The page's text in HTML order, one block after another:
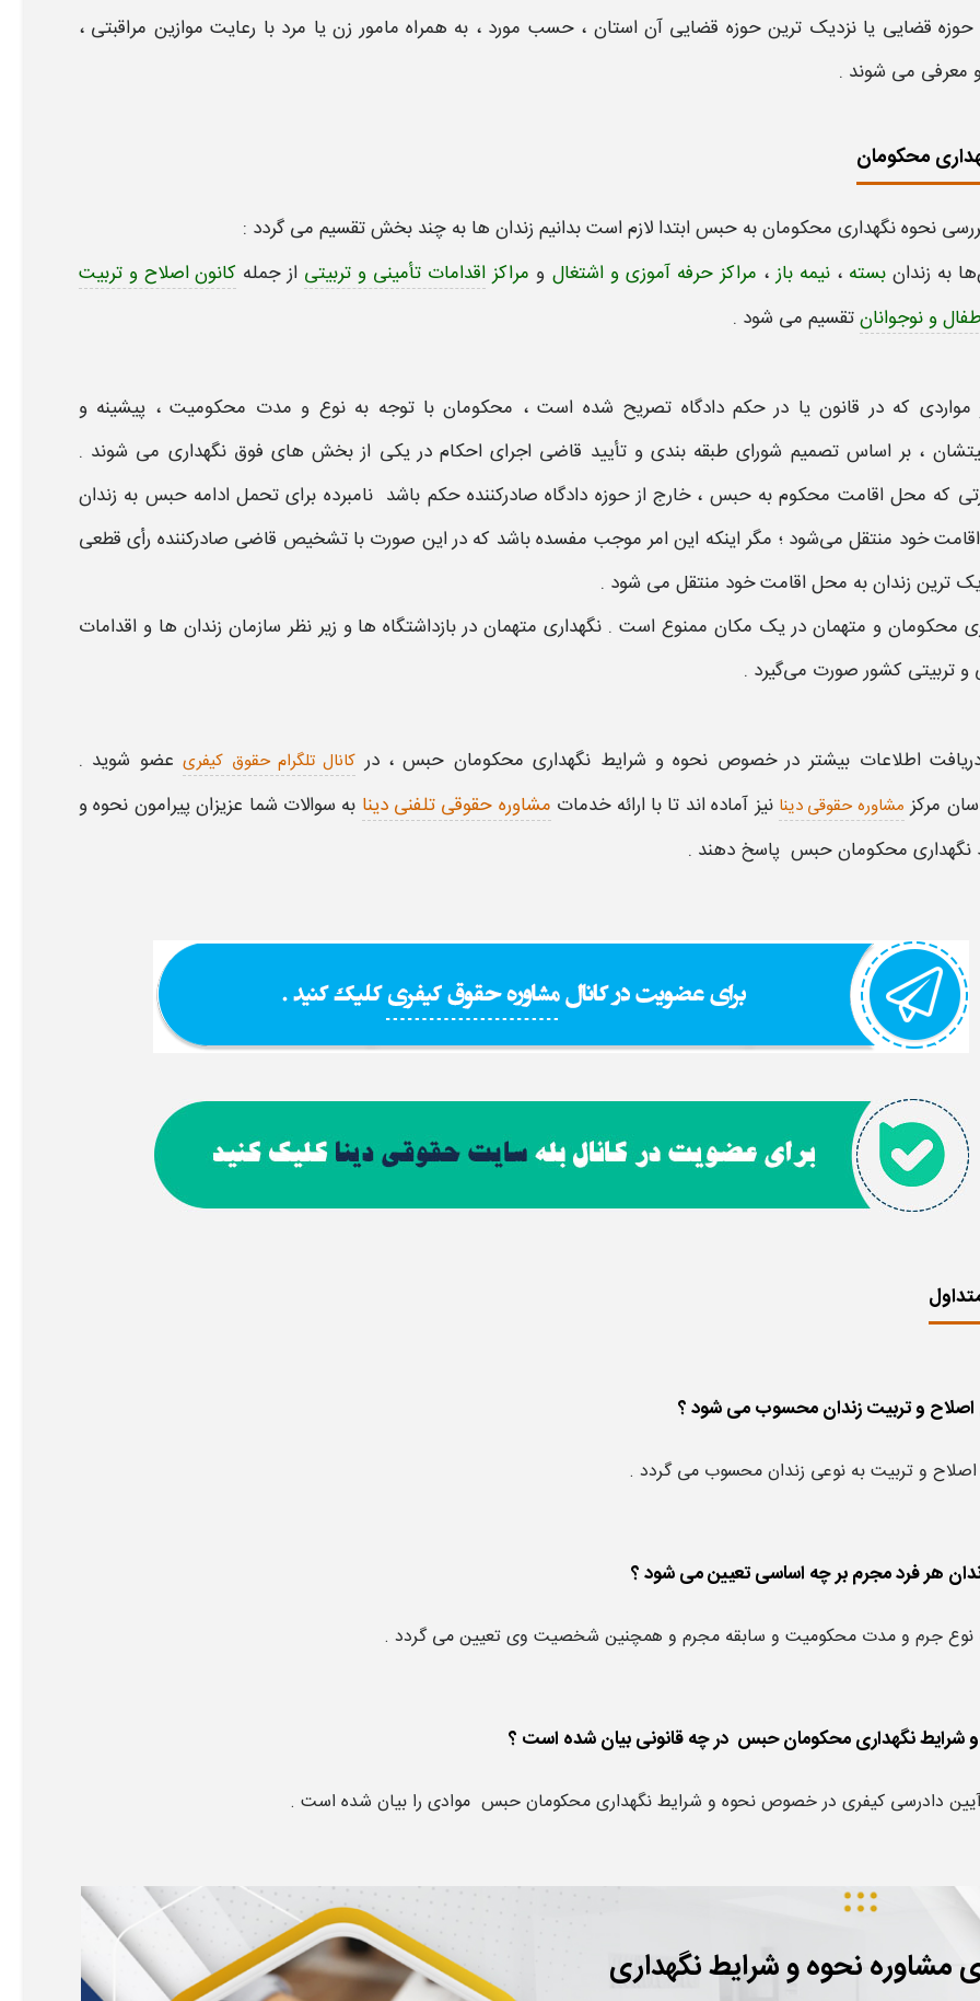
قضایی یا نزدیک ترین حوزه قضایی آن استان ، حسب مورد ، به همراه مامور زن یا مرد با رعایت موازین مراقبتی ،
و معرفی می شوند .
محکومان
نحوه نگهداری محکومان به حبسابتدا لازم است بدانیم زندان ها به چند بخش تقسیم می گردد :
به زندان بسته،نیمه ‌باز، مراکز حرفه ‌آموزی و اشتغال و مراکز اقدامات تأمینی و تربیتی از جمله کانون اصلاح و تربیت
و نوجوانانتقسیم می‌ شود .
مواردی که در قانون یا در حکم دادگاه تصریح شده است ، محکومان با توجه به نوع و مدت محکومیت ، پیشینه و
، بر اساس تصمیم شورای طبقه ‌بندی و تأیید قاضی اجرای احکام در یکی از بخش ‌های فوق نگهداری می‌ شوند .
که محل اقامت محکوم به حبس ، خارج از حوزه دادگاه صادرکننده حکم باشد نامبرده برای تحمل ادامه حبس به زندان
خود منتقل می‌شود ؛ مگر اینکه این امر موجب مفسده باشد که در این صورت با تشخیص قاضی صادرکننده رأی قطعی
ترین زندان به محل اقامت خود منتقل می‌ شود .
محکومان و متهمان در یک مکان ممنوع است . نگهداری متهمان در بازداشتگاه‌ ها و زیر نظر سازمان زندان ‌ها و اقدامات
و تربیتی کشور صورت می‌گیرد .
اطلاعات بیشتر در خصوص نحوه و شرایط نگهداری محکومان حبس ، در کانال تلگرام حقوق کیفریعضو شوید .
مرکز مشاوره حقوقی دینا نیز آماده اند تا با ارائه خدمات مشاوره حقوقی تلفنی دینا به سوالات شما عزیزان پیرامون نحوه و
نگهداری محکومان حبس پاسخ دهند .
اصلاح و تربیت به نوعی زندان محسوب می گردد .
نوع جرم و مدت محکومیت و سابقه مجرم و همچنین شخصیت وی تعیین می گردد .
آیین دادرسی کیفری در خصوص نحوه و شرایط نگهداری محکومان حبس موادی را بیان شده است .
مشاوره نحوه و شرایط نگهداری